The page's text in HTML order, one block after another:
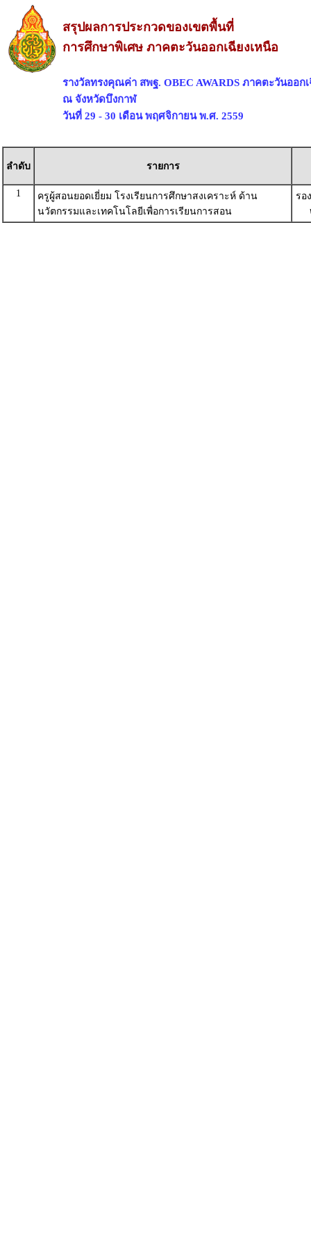
สรุปผลการประกวดของเขตพื้นที่
การศึกษาพิเศษ ภาคตะวันออกเฉียงเหนือ
รางวัลทรงคุณค่า สพฐ. OBEC AWARDS ภาคตะวันออก
ณ จังหวัดบึงกาฬ
วันที่ 29 - 30 เดือน พฤศจิกายน พ.ศ. 2559
ลำดับ รายการ
1
ครูผู้สอนยอดเยี่ยม โรงเรียนการศึกษาสงเคราะห์ ด้าน
นวัตกรรมและเทคโนโลยีเพื่อการเรียนการสอน
รอ